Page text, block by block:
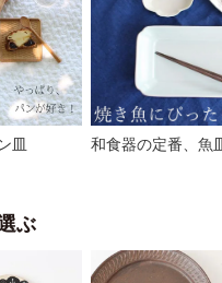
皿 和食器の定番、魚皿
ぶ